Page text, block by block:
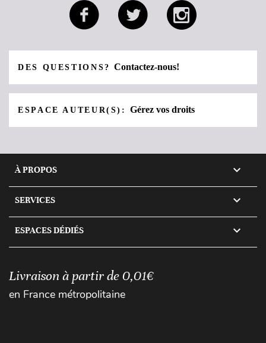
DES QUESTIONS?Contactez-nous!
ESPACE AUTEUR(S):Gérez vos droits
À PROPOS 
SERVICES 
ESPACES DÉDIÉS 
Livraison à partir de 0,01€
en France métropolitaine